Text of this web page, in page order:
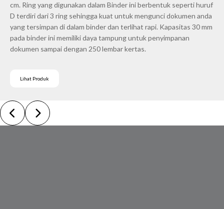
cm. Ring yang digunakan dalam Binder ini berbentuk seperti huruf
D terdiri dari 3 ring sehingga kuat untuk mengunci dokumen anda
yang tersimpan di dalam binder dan terlihat rapi. Kapasitas 30 mm
pada binder ini memiliki daya tampung untuk penyimpanan
dokumen sampai dengan 250 lembar kertas.
Lihat Produk